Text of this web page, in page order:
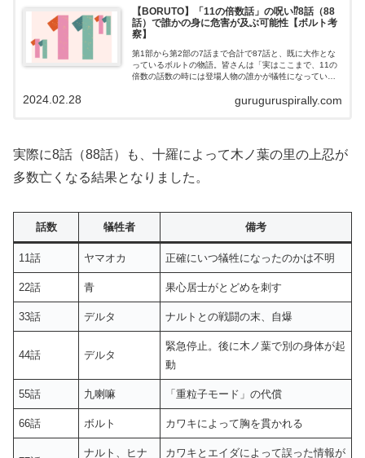
【BORUTO】「11の倍数話」の呪い⁉8話（88
話）で誰かの身に危害が及ぶ可能性【ボルト考
察】
第1部から第2部の7話まで合計で87話と、既に大作とな
っているボルトの物語。皆さんは「実はここまで、11の
倍数の話数の時には登場人物の誰かが犠牲になってい
ではありませんが、危険な目に遭っています。
guruguruspirally.com
2024.02.28
実際に8話（88話）も、十羅によって木ノ葉の里の上忍が
多数亡くなる結果となりました。
話数 犠牲者 備考
11話 ヤマオカ 正確にいつ犠牲になったのかは不明
22話 青 果心居士がとどめを刺す
33話 デルタ ナルトとの戦闘の末、自爆
44話 デルタ
緊急停止。後に木ノ葉で別の身体が起
動
55話 九喇嘛 「重粒子モード」の代償
66話 ボルト カワキによって胸を貫かれる
ナルト、ヒナ
カワキとエイダによって誤った情報が